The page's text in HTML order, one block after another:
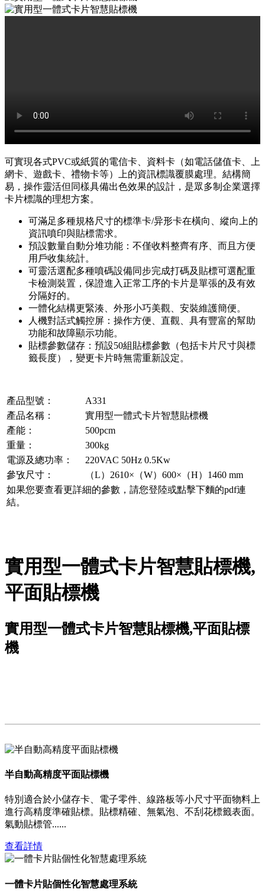
可實現各式PVC或紙質的電信卡、資料卡（如電話儲值卡、上
網卡、遊戲卡、禮物卡等）上的資訊標識覆膜處理。結構簡
易，操作靈活但同樣具備出色效果的設計，是眾多制企業選擇
卡片標識的理想方案。
可滿足多種規格尺寸的標準卡/异形卡在橫向、縱向上的
資訊噴印與貼標需求。
預設數量自動分堆功能：不僅收料整齊有序、而且方便
用戶收集統計。
可靈活選配多種噴碼設備同步完成打碼及貼標可選配重
卡檢測裝置，保證進入正常工序的卡片是單張的及有效
分隔好的。
一體化結構更緊湊、外形小巧美觀、安裝維護簡便。
人機對話式觸控屏：操作方便、直觀、具有豐富的幫助
功能和故障顯示功能。
貼標參數儲存：預設50組貼標參數（包括卡片尺寸與標
籤長度），變更卡片時無需重新設定。
產品型號：
A331
產品名稱：
實用型一體式卡片智慧貼標機
產能：
500pcm
重量：
300kg
電源及總功率：
220VAC 50Hz 0.5Kw
參攷尺寸：
（L）2610×（W）600×（H）1460 mm
如果您要查看更詳細的參數，請您登陸或點擊下麵的pdf連
結。
實用型一體式卡片智慧貼標機,
平面貼標機
實用型一體式卡片智慧貼標機,平面貼標
機
半自動高精度平面貼標機
特別適合於小儲存卡、電子零件、線路板等小尺寸平面物料上
進行高精度準確貼標。貼標精確、無氣泡、不刮花標籤表面。
氣動貼標管......
查看詳情
一體卡片貼個性化智慧處理系統